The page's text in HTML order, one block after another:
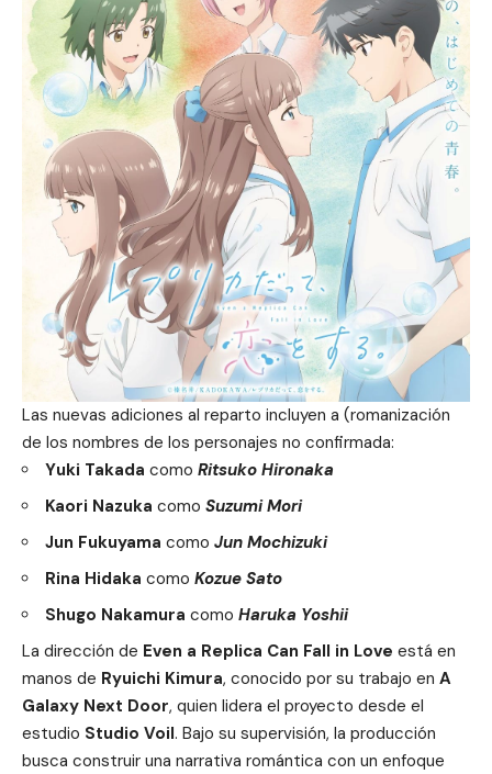
Las nuevas adiciones al reparto incluyen a (romanización
de los nombres de los personajes no confirmada:
Yuki Takada como Ritsuko Hironaka
Kaori Nazuka como Suzumi Mori
Jun Fukuyama como Jun Mochizuki
Rina Hidaka como Kozue Sato
Shugo Nakamura como Haruka Yoshii
La dirección de Even a Replica Can Fall in Love está en
manos de Ryuichi Kimura, conocido por su trabajo en A
Galaxy Next Door, quien lidera el proyecto desde el
estudio Studio Voil. Bajo su supervisión, la producción
busca construir una narrativa romántica con un enfoque